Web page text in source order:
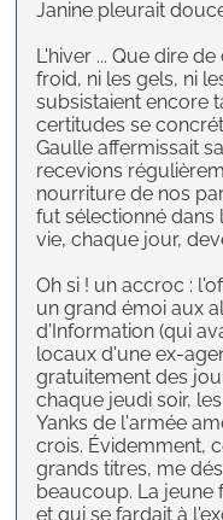
Janine pleurait
L'hiver ... Que dire
froid, ni les gels, ni
subsistaient encore
certitudes se
Gaulle affermissait
recevions
nourriture de nos
fut sélectionné dans
vie, chaque jour,
Oh si ! un accroc :
un grand émoi aux
d'Information (qui
locaux d'une ex-
gratuitement des
chaque jeudi soir,
Yanks de l'armée
crois. Évidemment,
grands titres, me
beaucoup. La jeune
et qui se fardait à